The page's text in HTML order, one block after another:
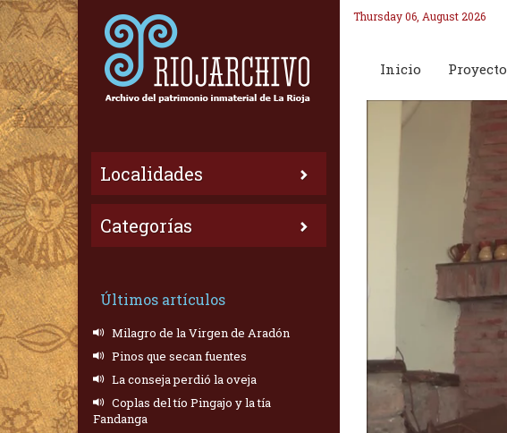
Localidades
Categorías
Últimos artículos
Milagro de la Virgen de Aradón
Pinos que secan fuentes
La conseja perdió la oveja
Coplas del tío Pingajo y la tía
Fandanga
Thursday 06, August 2026
Inicio Proyecto